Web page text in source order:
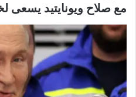
مع صلاح ويونايتيد